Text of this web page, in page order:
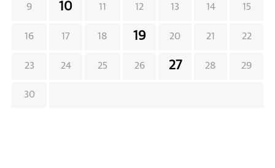
9 10 11 12 13 14 15
16 17 18 19 20 21 22
23 24 25 26 27 28 29
30